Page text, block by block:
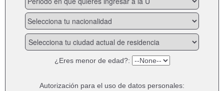
¿Eres menor de edad?:
Autorización para el uso de datos personales: